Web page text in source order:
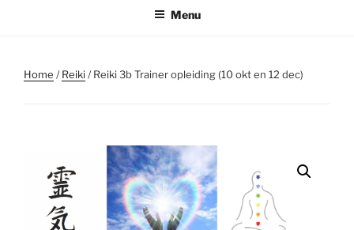
Menu
Home /Reiki / Reiki 3b Trainer opleiding (10 okt en 12 dec)